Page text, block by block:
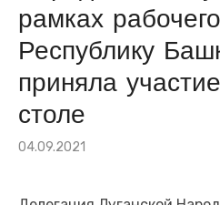
«Союз землячеств
Севастополя
Рабочая встреча прошла в
Сегодня — день памяти детей
вооружённых формирований
напоминает нам о том, что
рамках
Республику
приняла
столе
Опубликовано
04.09.2021